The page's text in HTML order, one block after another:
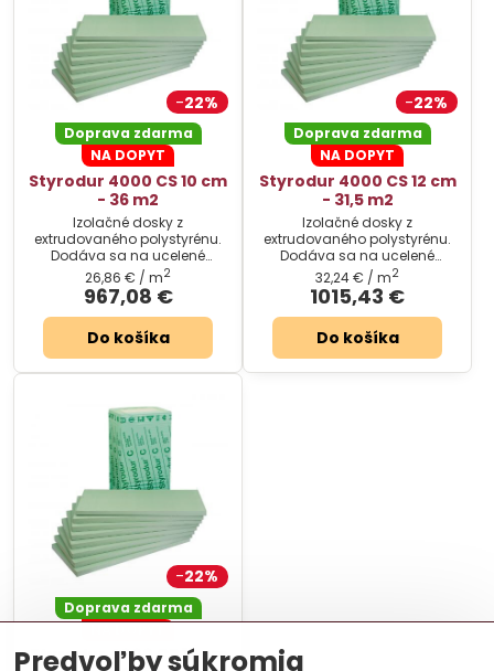
22%
Doprava zdarma
NA DOPYT
Styrodur 4000 CS 10 cm
- 36 m2
Izolačné dosky z
extrudovaného polystyrénu.
Dodáva sa na ucelené
palety.
967,08 €
26,86 € / m2
Do košíka
22%
Doprava zdarma
NA DOPYT
Styrodur 4000 CS 12 cm
- 31,5 m2
Izolačné dosky z
extrudovaného polystyrénu.
Dodáva sa na ucelené
palety.
1015,43 €
32,24 € / m2
Do košíka
22%
Doprava zdarma
Styrodur 4000 CS 16 cm
Predvoľby súkromia